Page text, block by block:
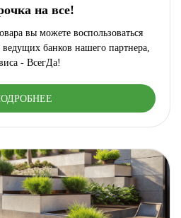
на все!
вы можете воспользоваться
ведущих банков нашего партнера,
- ВсегДа!